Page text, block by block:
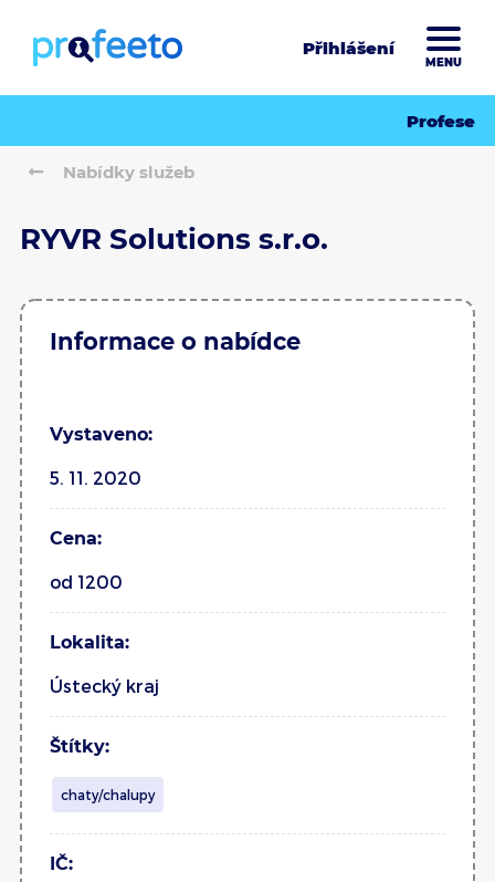
Přihlášení
MENU
Profese
Nabídky služeb
RYVR Solutions s.r.o.
Informace o nabídce
Vystaveno:
5. 11. 2020
Cena:
od 1200
Lokalita:
Ústecký kraj
Štítky:
chaty/chalupy
IČ: